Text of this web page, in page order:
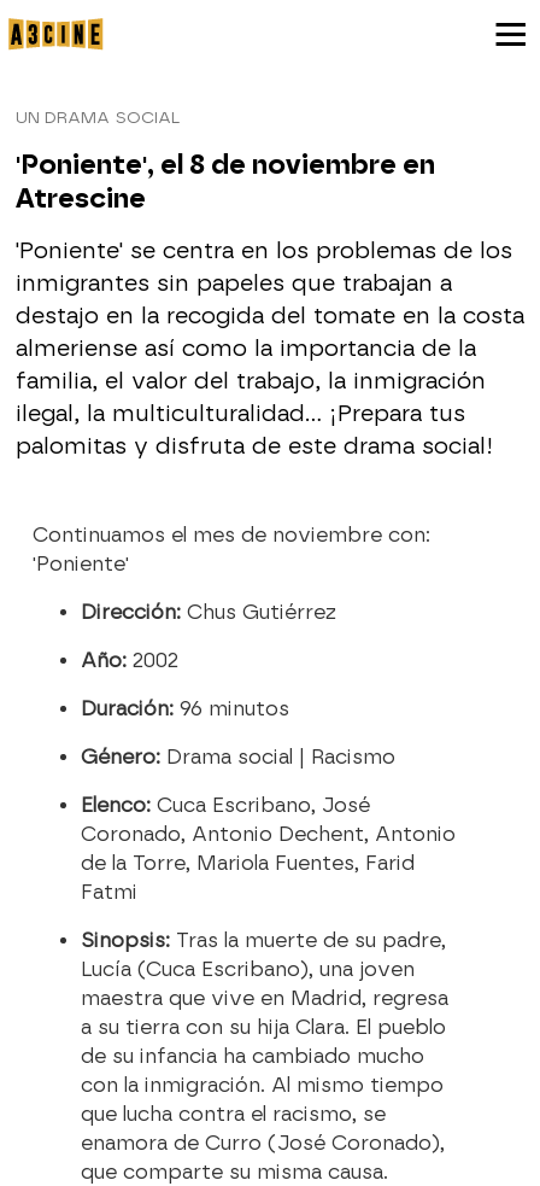
UN DRAMA SOCIAL
'Poniente', el 8 de noviembre en
Atrescine
'Poniente' se centra en los problemas de los
inmigrantes sin papeles que trabajan a
destajo en la recogida del tomate en la costa
almeriense así como la importancia de la
familia, el valor del trabajo, la inmigración
ilegal, la multiculturalidad… ¡Prepara tus
palomitas y disfruta de este drama social!
Continuamos el mes de noviembre con:
'Poniente'
Dirección:Chus Gutiérrez
Año:2002
Duración:96 minutos
Género: Drama social | Racismo
Elenco:Cuca Escribano, José
Coronado, Antonio Dechent, Antonio
de la Torre, Mariola Fuentes, Farid
Fatmi
Sinopsis: Tras la muerte de su padre,
Lucía (Cuca Escribano), una joven
maestra que vive en Madrid, regresa
a su tierra con su hija Clara. El pueblo
de su infancia ha cambiado mucho
con la inmigración. Al mismo tiempo
que lucha contra el racismo, se
enamora de Curro (José Coronado),
que comparte su misma causa.